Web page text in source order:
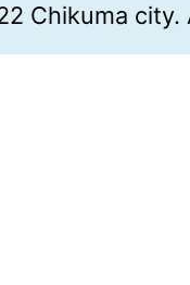
Chikuma city.